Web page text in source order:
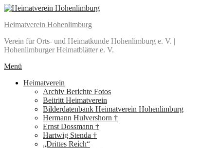
Zum
springen
Heimatverein Hohenlimburg
Verein für Orts- und Heimatkunde Hohenlimburg e. V. |
Hohenlimburger Heimatblätter e. V.
Menü
PrimäresHeimatverein
Archiv Berichte Fotos
Beitritt Heimatverein
Bilderdatenbank Heimatverein Hohenlimburg
Hermann Hulvershorn †
Ernst Dossmann †
Hartwig Stenda †
„Drittes Reich“